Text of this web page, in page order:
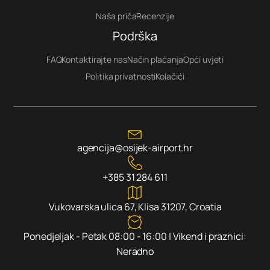
Naša pričaRecenzije
Podrška
FAQKontaktirajte nasNačin plaćanjaOpći uvjeti
Politika privatnostiKolačići
agencija@osijek-airport.hr
+385 31 284 611
Vukovarska ulica 67, Klisa 31207, Croatia
Ponedjeljak - Petak 08:00 - 16:00 | Vikend i praznici:
Neradno